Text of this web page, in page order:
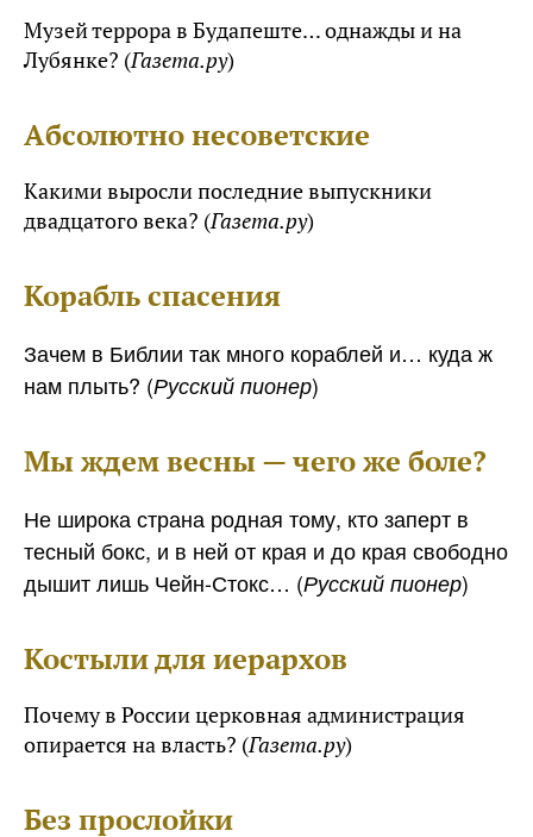
Музей террора в Будапеште… однажды и на
Лубянке? (Газета.ру)
Абсолютно несоветские
Какими выросли последние выпускники
двадцатого века? (Газета.ру)
Корабль спасения
Зачем в Библии так много кораблей и… куда ж
нам плыть? (Русский пионер)
Мы ждем весны — чего же боле?
Не широка страна родная тому, кто заперт в
тесный бокс, и в ней от края и до края свободно
дышит лишь Чейн-Стокс… (Русский пионер)
Костыли для иерархов
Почему в России церковная администрация
опирается на власть? (Газета.ру)
Без прослойки